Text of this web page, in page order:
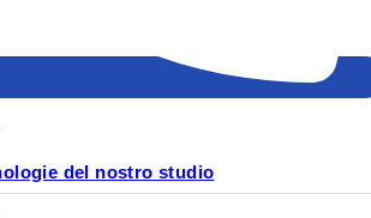
del nostro studio